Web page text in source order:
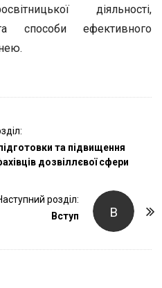
діяльності,
способи ефективного
та підвищення
дозвіллєвої сфери
В
розділ:
Вступ